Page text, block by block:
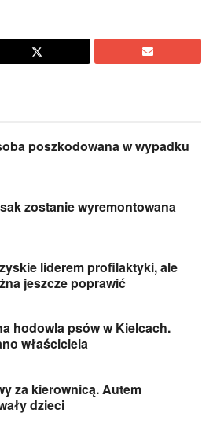
poszkodowana w wypadku
zostanie wyremontowana
liderem profilaktyki, ale
jeszcze poprawić
hodowla psów w Kielcach.
właściciela
za kierownicą. Autem
dzieci